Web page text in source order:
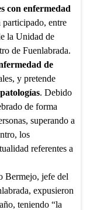
con enfermedad
participado, entre
la Unidad de
de Fuenlabrada.
de
y pretende
patologías. Debido
de forma
superando a
los
referentes a
Bermejo, jefe del
expusieron
teniendo “la